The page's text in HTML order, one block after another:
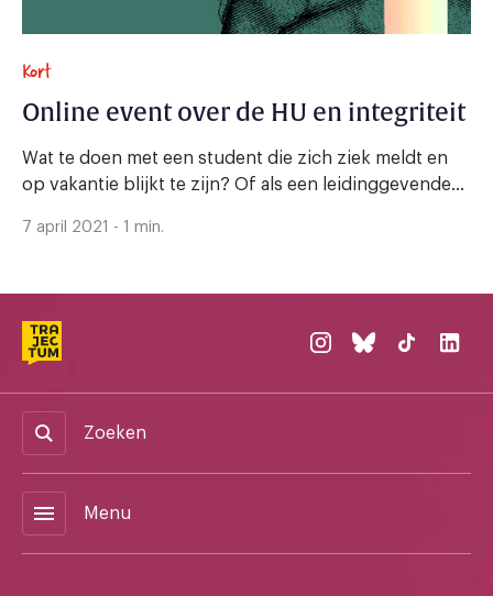
Kort
Online event over de HU en integriteit
Wat te doen met een student die zich ziek meldt en
op vakantie blijkt te zijn? Of als een leidinggevende...
7 april 2021 - 1 min.
Zoeken
menu Menu